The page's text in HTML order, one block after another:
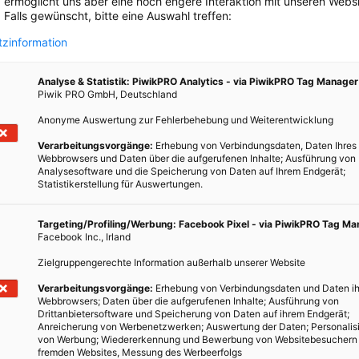
dass die Gesamtkosten des Projektes bei 6,7 Millionen Euro
über zukünftige Entwicklungen in der Wellenkraft
rein theoretisch ein Drittel des Strombedarfs der
gedeckt werden könnte. Andererseits gibt es skeptische
für den Erfolg der Wellenkraft fordern. Unabhängig von der
bereits weitere Pläne für ähnliche Projekte, zum Beispiel in
Dimensionen gedacht wird als in Spanien: Die Leistung des
mit vier Megawatt gleich mehr als das Dreizehnfache
aus dem Meer:
Falls gewünscht, bitte eine Auswahl treffen:
Analyse & Statistik: PiwikPRO Analytics - via PiwikPRO Tag Manager
Piwik PRO GmbH, Deutschland
Anonyme Auswertung zur Fehlerbehebung und Weiterentwicklung
Verarbeitungsvorgänge: Erhebung von Verbindungsdaten, Daten Ihres
Webbrowsers und Daten über die aufgerufenen Inhalte; Ausführung von
Analysesoftware und die Speicherung von Daten auf Ihrem Endgerät;
Statistikerstellung für Auswertungen.
Targeting/Profiling/Werbung: Facebook Pixel - via PiwikPRO Tag
Facebook Inc., Irland
Zielgruppengerechte Information außerhalb unserer Website
Verarbeitungsvorgänge: Erhebung von Verbindungsdaten und Daten
Webbrowsers; Daten über die aufgerufenen Inhalte; Ausführung von
Drittanbietersoftware und Speicherung von Daten auf ihrem Endgerät;
Anreicherung von Werbenetzwerken; Auswertung der Daten;
von Werbung; Wiedererkennung und Bewerbung von
fremden Websites, Messung des Werbeerfolgs